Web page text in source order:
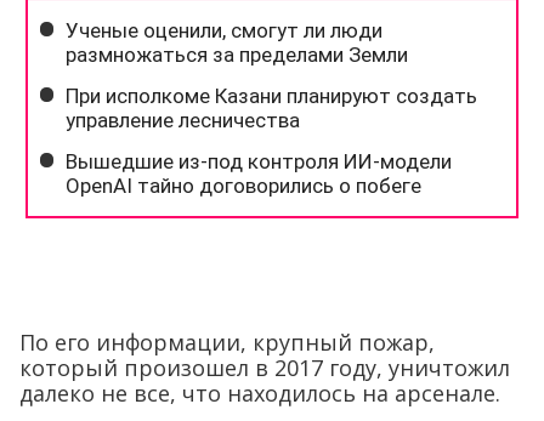
По его информации, крупный пожар,
который произошел в 2017 году, уничтожил
далеко не все, что находилось на арсенале.